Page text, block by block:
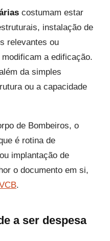
costumam estar
instalação de
relevantes ou
a edificação.
da simples
ou a capacidade
de Bombeiros, o
é rotina de
implantação de
o documento em si,
.
a ser despesa